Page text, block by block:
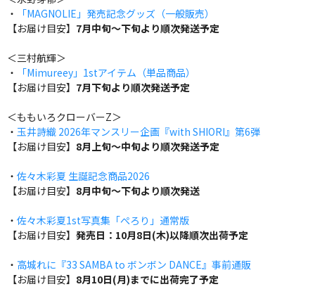
・
「MAGNOLIE」発売記念グッズ（一般販売）
【お届け目安】 7月中旬～下旬より順次発送予定
＜三村航輝＞
・
「Mimureey」1stアイテム（単品商品）
【お届け目安】 7月下旬より順次発送予定
＜ももいろクローバーZ＞
・ 玉井詩織 2026年マンスリー企画『with SHIORI』第6弾
【お届け目安】 8月上旬～中旬より順次発送予定
・ 佐々木彩夏 生誕記念商品2026
【お届け目安】 8月中旬～下旬より順次発送
・ 佐々木彩夏1st写真集「ぺろり」通常版
【お届け目安】 発売日：10月8日(木)以降順次出荷予定
・ 高城れに『33 SAMBA to ボンボン DANCE』事前通販
【お届け目安】 8月10日(月)までに出荷完了予定